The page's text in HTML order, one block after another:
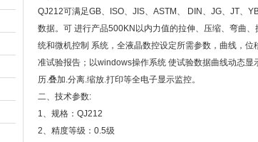
QJ212可满足GB、ISO、JIS、ASTM、 DIN、JG、JT、
数据。可 进行产品500KN以内力值的拉伸、压缩、弯曲
统和微机控制 系统，全液晶数控设定所需参数，曲线，
准试验报告；以windows操作系统 使试验数据曲线动态
历.叠加.分离.缩放.打印等全电子显示监控。
二、 技术参数:
1、规格：QJ212
2、精度等级：0.5级